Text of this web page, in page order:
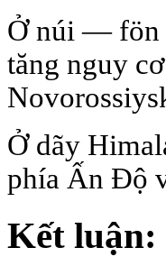
Ở núi — fön
tăng nguy
Ở dãy
phía Ấn Độ
Kết luận: